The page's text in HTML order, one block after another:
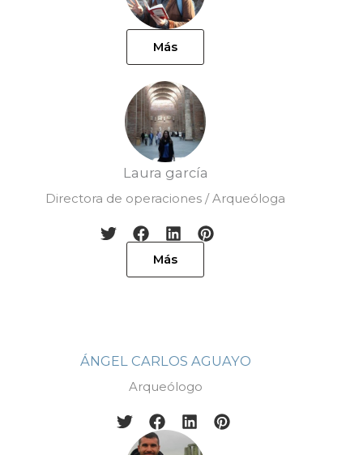
Más
Laura garcía
Directora de operaciones / Arqueóloga
Más
ÁNGEL CARLOS AGUAYO
Arqueólogo